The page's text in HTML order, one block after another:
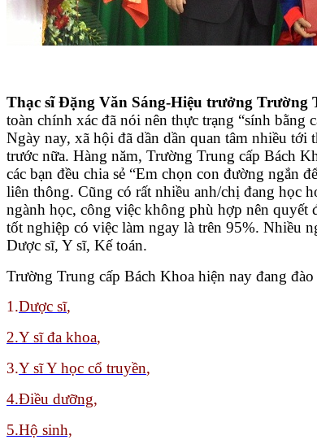
Thạc sĩ Đặng Văn Sáng-Hiệu trưởng Trường
toàn chính xác đã nói nên thực trạng “sính
Ngày nay, xã hội đã dần dần quan tâm nhiều
trước nữa. Hàng năm, Trường Trung cấp Bách
các bạn đều chia sẻ “Em chọn con đường ngắn
liên thông. Cũng có rất nhiều anh/chị đang học
ngành học, công việc không phù hợp nên
tốt nghiệp có việc làm ngay là trên 95%. Nhiều
Dược sĩ, Y sĩ, Kế toán.
Trường Trung cấp Bách Khoa hiện nay đang
1.Dược sĩ,
2.Y sĩ đa khoa,
3.Y sĩ Y học cổ truyền,
4.Điều dưỡng,
5.Hộ sinh,